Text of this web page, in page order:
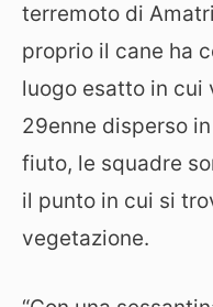
terremoto di
proprio il cane ha
luogo esatto in cui
29enne disperso
fiuto, le squadre
il punto in cui si
vegetazione.